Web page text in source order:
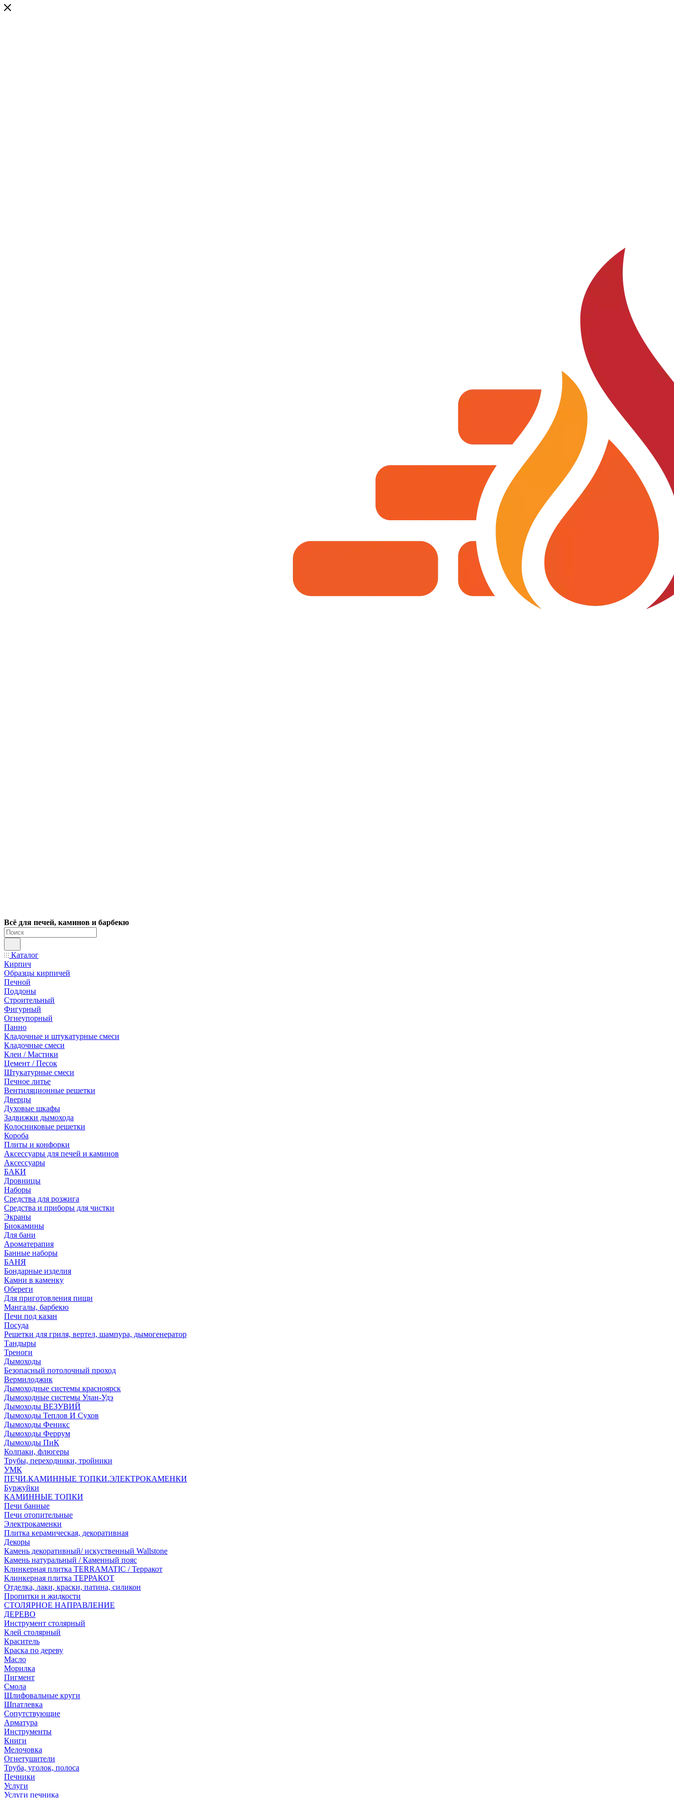
Всё для печей, каминов и барбекю
Каталог
Кирпич
Образцы кирпичей
Печной
Поддоны
Строительный
Фигурный
Огнеупорный
Панно
Кладочные и штукатурные смеси
Кладочные смеси
Клеи / Мастики
Цемент / Песок
Штукатурные смеси
Печное литье
Вентиляционные решетки
Дверцы
Духовые шкафы
Задвижки дымохода
Колосниковые решетки
Короба
Плиты и конфорки
Аксессуары для печей и каминов
Аксессуары
БАКИ
Дровницы
Наборы
Средства для розжига
Средства и приборы для чистки
Экраны
Биокамины
Для бани
Ароматерапия
Банные наборы
БАНЯ
Бондарные изделия
Камни в каменку
Обереги
Для приготовления пищи
Мангалы, барбекю
Печи под казан
Посуда
Решетки для гриля, вертел, шампура, дымогенератор
Тандыры
Треноги
Дымоходы
Безопасный потолочный проход
Вермилоджик
Дымоходные системы красноярск
Дымоходные системы Улан-Удэ
Дымоходы ВЕЗУВИЙ
Дымоходы Теплов И Сухов
Дымоходы Феникс
Дымоходы Феррум
Дымоходы ПиК
Колпаки, флюгеры
Трубы, переходники, тройники
УМК
ПЕЧИ.КАМИННЫЕ ТОПКИ.ЭЛЕКТРОКАМЕНКИ
Буржуйки
КАМИННЫЕ ТОПКИ
Печи банные
Печи отопительные
Электрокаменки
Плитка керамическая, декоративная
Декоры
Камень декоративный/ искуственный Wallstone
Камень натуральный / Каменный пояс
Клинкерная плитка TERRAMATIC / Терракот
Клинкерная плитка ТЕРРАКОТ
Отделка, лаки, краски, патина, силикон
Пропитки и жидкости
СТОЛЯРНОЕ НАПРАВЛЕНИЕ
ДЕРЕВО
Инструмент столярный
Клей столярный
Краситель
Краска по дереву
Масло
Морилка
Пигмент
Смола
Шлифовальные круги
Шпатлевка
Сопутствующие
Арматура
Инструменты
Книги
Мелочовка
Огнетушители
Труба, уголок, полоса
Печники
Услуги
Услуги печника